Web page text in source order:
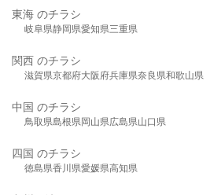
東海 のチラシ
岐阜県静岡県愛知県三重県
関西 のチラシ
滋賀県京都府大阪府兵庫県奈良県和歌山県
中国 のチラシ
鳥取県島根県岡山県広島県山口県
四国 のチラシ
徳島県香川県愛媛県高知県